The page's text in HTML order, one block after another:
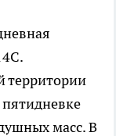
территории
масс. В